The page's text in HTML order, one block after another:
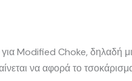
για Modified Choke, δηλαδή
να αφορά το